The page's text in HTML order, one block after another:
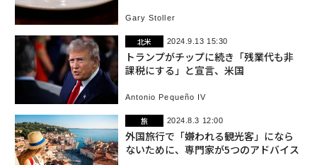
Gary Stoller
北米 2024.9.13 15:30
トランプがチップに続き「残業代も非
課税にする」と宣言、米国
Antonio Pequeño IV
旅 2024.8.3 12:00
外国旅行で「嫌われる観光客」になら
ないために、専門家が5つのアドバイス